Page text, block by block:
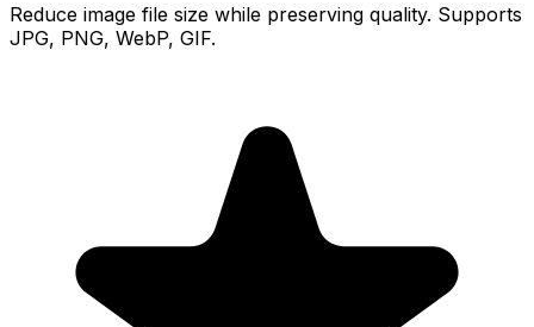
Reduce image file size while preserving quality. Supports
JPG, PNG, WebP, GIF.